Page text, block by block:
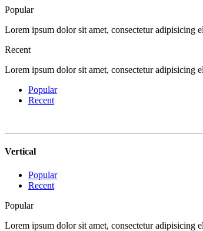
Popular
Lorem ipsum dolor sit amet, consectetur adipisicing
Recent
Lorem ipsum dolor sit amet, consectetur adipisicing
Popular
Recent
Vertical
Popular
Recent
Popular
Lorem ipsum dolor sit amet, consectetur adipisicing